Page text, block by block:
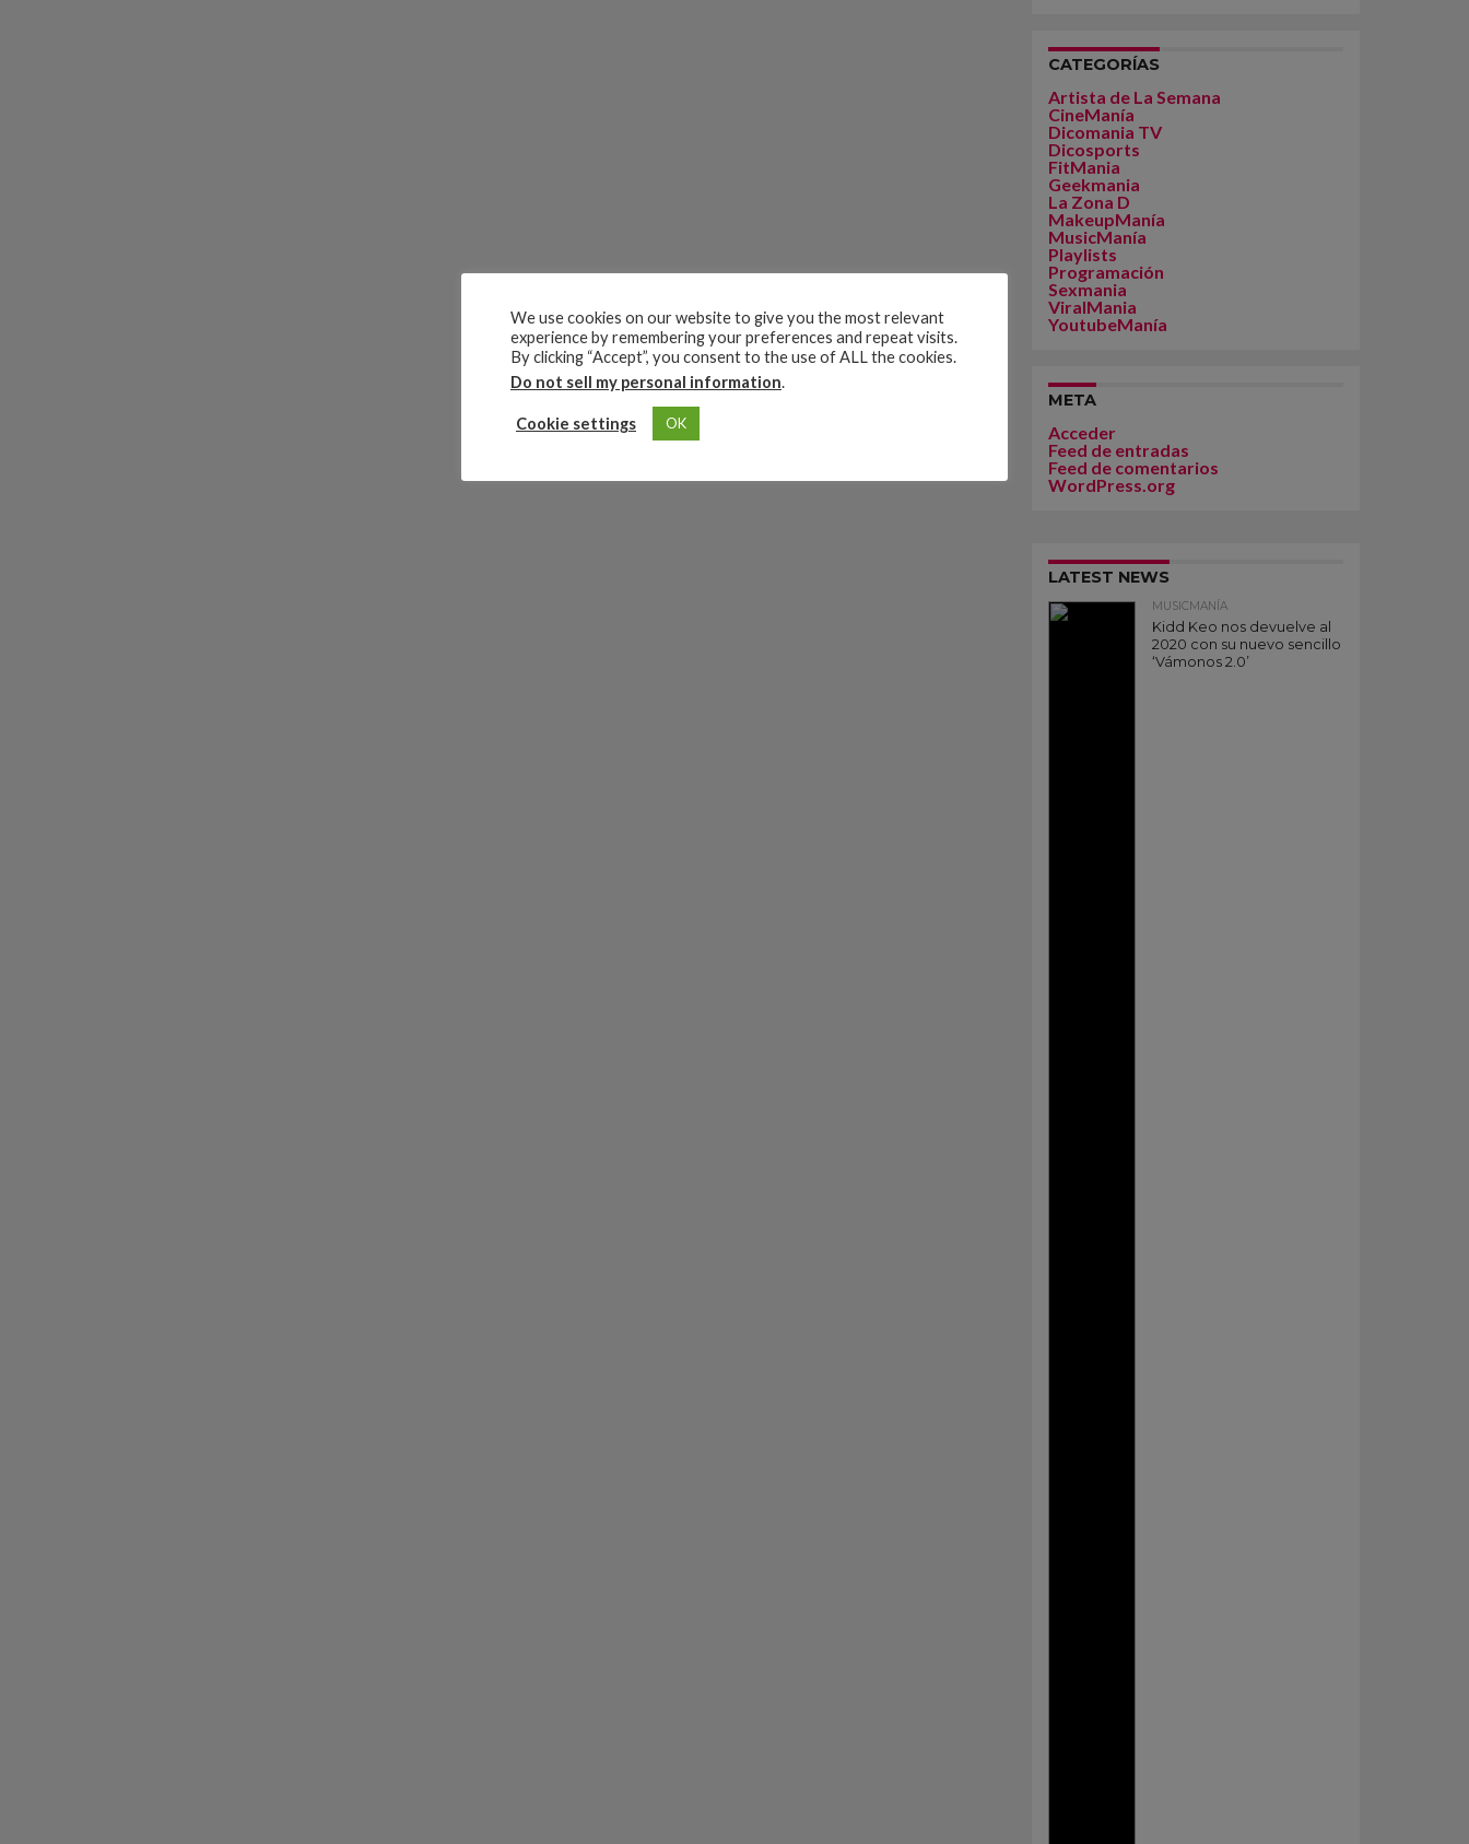
CATEGORÍAS
Artista de La Semana
CineManía
Dicomania TV
Dicosports
FitMania
Geekmania
La Zona D
MakeupManía
MusicManía
Playlists
Programación
Sexmania
ViralMania
YoutubeManía
META
Acceder
Feed de entradas
Feed de comentarios
WordPress.org
LATEST NEWS
MUSICMANÍA
Kidd Keo nos devuelve al
2020 con su nuevo sencillo
‘Vámonos 2.0’
We use cookies on our website to give you the most relevant
experience by remembering your preferences and repeat visits.
By clicking “Accept”, you consent to the use of ALL the cookies.
Do not sell my personal information.
Cookie settings OK